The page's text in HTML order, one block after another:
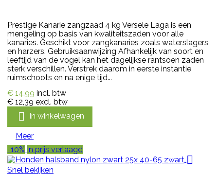
Prestige Kanarie zangzaad 4 kg Versele Laga is een
mengeling op basis van kwaliteitszaden voor alle
kanaries. Geschikt voor zangkanaries zoals waterslagers
en harzers. Gebruiksaanwijzing Afhankelijk van soort en
leeftijd van de vogel kan het dagelijkse rantsoen zaden
sterk verschillen. Verstrek daarom in eerste instantie
ruimschoots en na enige tijd...
€ 14,99 incl. btw
€ 12,39 excl. btw
 In winkelwagen
Meer
-10% In prijs verlaagd

Snel bekijken